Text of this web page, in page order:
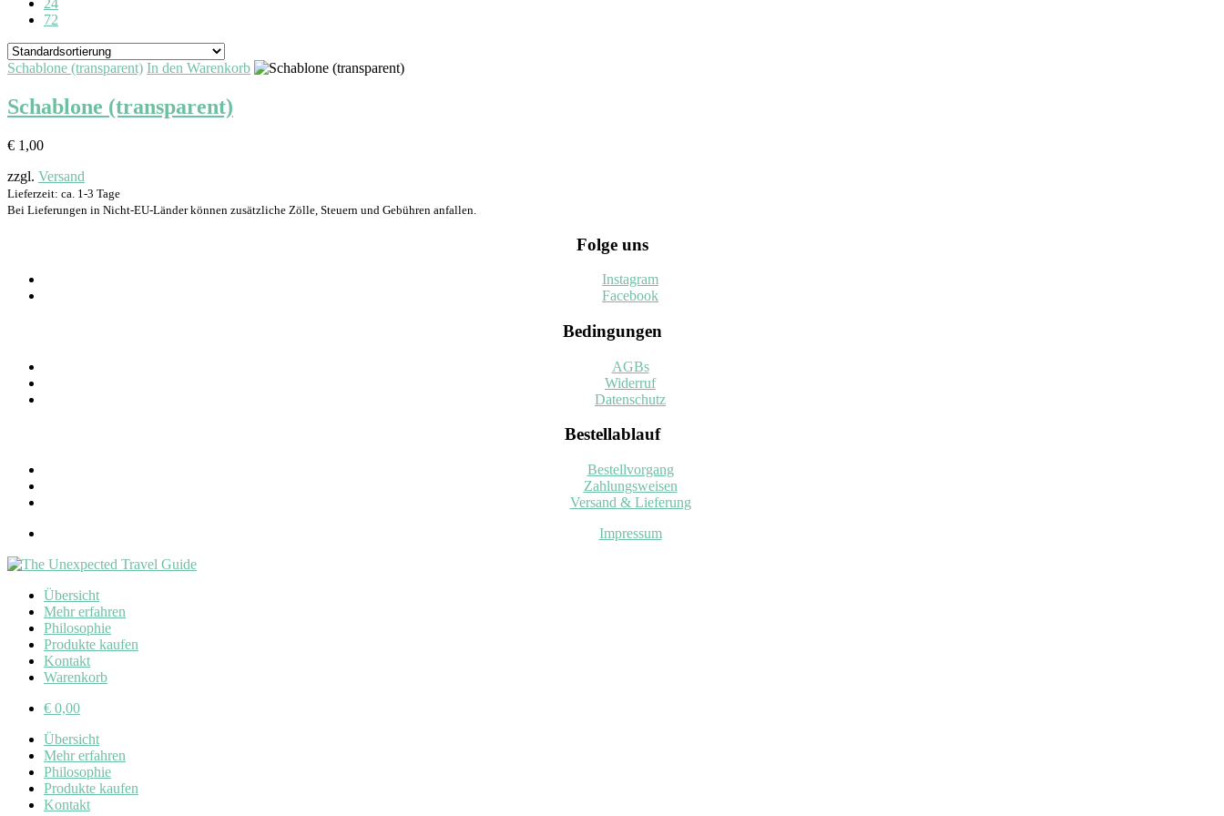
24
72
Schablone (transparent) In den Warenkorb
Schablone (transparent)
€ 1,00
zzgl. Versand
Lieferzeit: ca. 1-3 Tage
Bei Lieferungen in Nicht-EU-Länder können zusätzliche Zölle, Steuern und Gebühren anfallen.
Folge uns
Instagram
Facebook
Bedingungen
AGBs
Widerruf
Datenschutz
Bestellablauf
Bestellvorgang
Zahlungsweisen
Versand & Lieferung
Impressum
Übersicht
Mehr erfahren
Philosophie
Produkte kaufen
Kontakt
Warenkorb
€ 0,00
Übersicht
Mehr erfahren
Philosophie
Produkte kaufen
Kontakt